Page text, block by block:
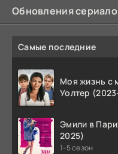
Обновления
Самые последние
Моя жизнь с
Уолтер
Эмили в
2025)
1-5 сезон